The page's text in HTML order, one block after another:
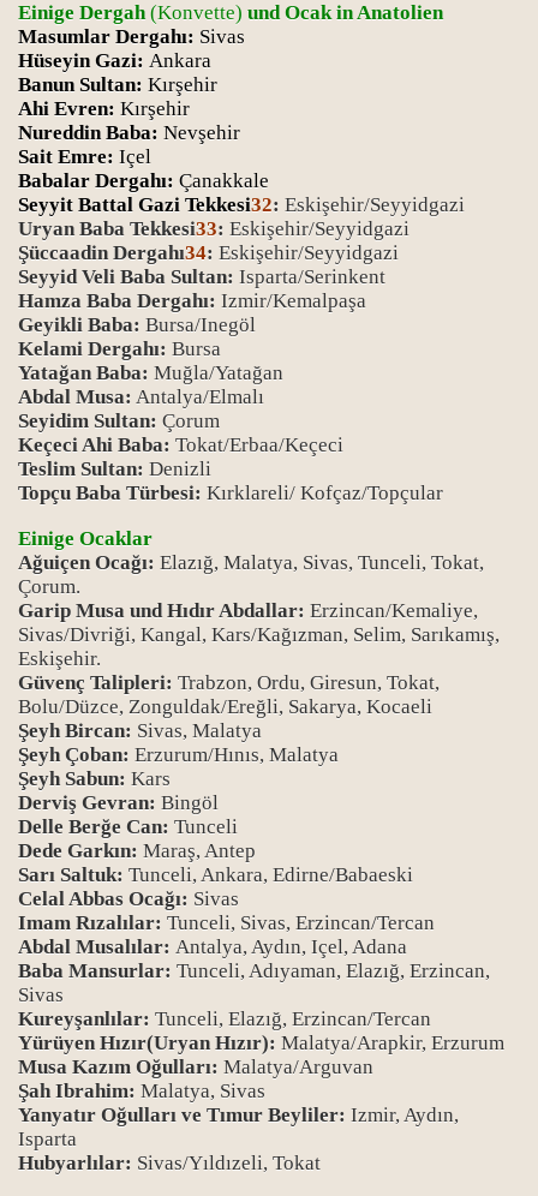
Einige Dergah(Konvette) und Ocak in Anatolien
Masumlar Dergahı: Sivas
Hüseyin Gazi: Ankara
Banun Sultan: Kırşehir
Ahi Evren: Kırşehir
Nureddin Baba: Nevşehir
Sait Emre: Içel
Babalar Dergahı: Çanakkale
Seyyit Battal Gazi Tekkesi32: Eskişehir/Seyyidgazi
Uryan Baba Tekkesi33: Eskişehir/Seyyidgazi
Şüccaadin Dergahı34: Eskişehir/Seyyidgazi
Seyyid Veli Baba Sultan: Isparta/Serinkent
Hamza Baba Dergahı: Izmir/Kemalpaşa
Geyikli Baba: Bursa/Inegöl
Kelami Dergahı: Bursa
Yatağan Baba: Muğla/Yatağan
Abdal Musa: Antalya/Elmalı
Seyidim Sultan: Çorum
Keçeci Ahi Baba: Tokat/Erbaa/Keçeci
Teslim Sultan: Denizli
Topçu Baba Türbesi: Kırklareli/ Kofçaz/Topçular
Einige Ocaklar
Ağuiçen Ocağı: Elazığ, Malatya, Sivas, Tunceli, Tokat,
Çorum.
Garip Musa und Hıdır Abdallar: Erzincan/Kemaliye,
Sivas/Divriği, Kangal, Kars/Kağızman, Selim, Sarıkamış,
Eskişehir.
Güvenç Talipleri: Trabzon, Ordu, Giresun, Tokat,
Bolu/Düzce, Zonguldak/Ereğli, Sakarya, Kocaeli
Şeyh Bircan: Sivas, Malatya
Şeyh Çoban: Erzurum/Hınıs, Malatya
Şeyh Sabun: Kars
Derviş Gevran: Bingöl
Delle Berğe Can: Tunceli
Dede Garkın: Maraş, Antep
Sarı Saltuk: Tunceli, Ankara, Edirne/Babaeski
Celal Abbas Ocağı: Sivas
Imam Rızalılar: Tunceli, Sivas, Erzincan/Tercan
Abdal Musalılar: Antalya, Aydın, Içel, Adana
Baba Mansurlar: Tunceli, Adıyaman, Elazığ, Erzincan,
Sivas
Kureyşanlılar: Tunceli, Elazığ, Erzincan/Tercan
Yürüyen Hızır(Uryan Hızır): Malatya/Arapkir, Erzurum
Musa Kazım Oğulları: Malatya/Arguvan
Şah Ibrahim: Malatya, Sivas
Yanyatır Oğulları ve Tımur Beyliler: Izmir, Aydın,
Isparta
Hubyarlılar: Sivas/Yıldızeli, Tokat